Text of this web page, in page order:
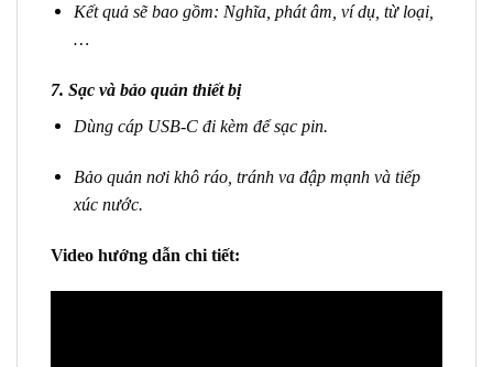
Kết quả sẽ bao gồm: Nghĩa, phát âm, ví dụ, từ loại,
…
7. Sạc và bảo quản thiết bị
Dùng cáp USB-C đi kèm để sạc pin.
Bảo quản nơi khô ráo, tránh va đập mạnh và tiếp
xúc nước.
Video hướng dẫn chi tiết: